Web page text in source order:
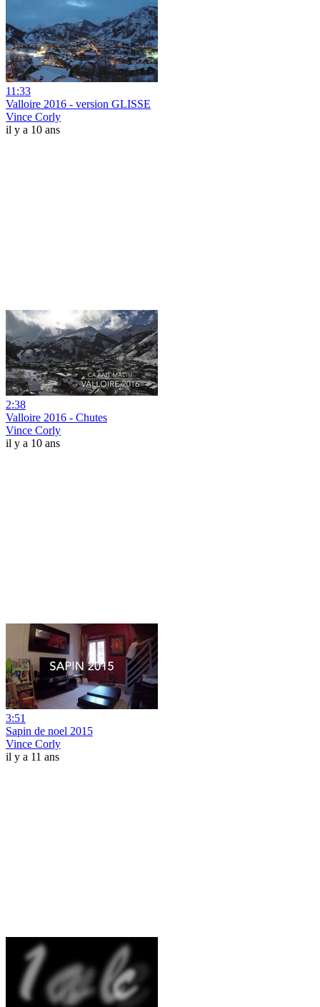
11:33
Valloire 2016 - version GLISSE
Vince Corly
il y a 10 ans
2:38
Valloire 2016 - Chutes
Vince Corly
il y a 10 ans
3:51
Sapin de noel 2015
Vince Corly
il y a 11 ans